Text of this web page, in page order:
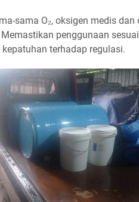
sama O₂, oksigen medis
penggunaan
terhadap regulasi.